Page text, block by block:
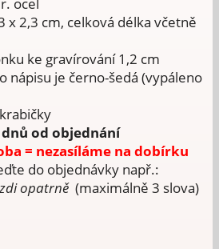
x 2,3 cm, celková délka včetně
ke gravírování 1,2 cm
nápisu je černo-šedá (vypáleno
od objednání
= nezasíláme na dobírku
do objednávky např.:
opatrně (maximálně 3 slova)